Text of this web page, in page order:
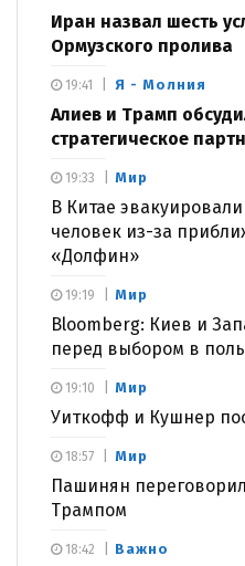
Иран назвал шесть
Ормузского пролива
Я - Молния
Алиев и Трамп
стратегическое
19:41
Мир
В Китае
человек из-за
«Долфин»
19:33
Мир
Bloomberg: Киев и
перед выбором в
19:19
Мир
Уиткофф и Кушнер
19:10
Мир
Пашинян
Трампом
18:57
Важно
18:42